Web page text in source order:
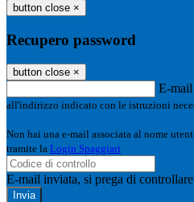
button close ×
Recupero password
button close ×
E-mail
all'indirizzo indicato con le istruzioni
Non hai una e-mail associata al nome
tramite la Login Spaggiari
E-mail inviata, si prega di